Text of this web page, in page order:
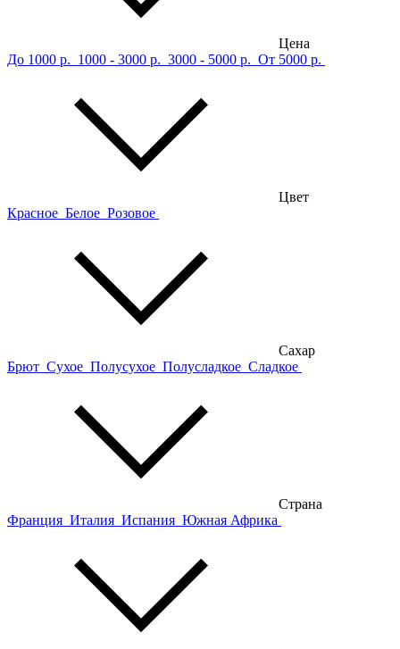
Цена
До 1000 р. 1000 - 3000 р. 3000 - 5000 р. От 5000 р.
Цвет
Красное Белое Розовое
Сахар
Брют Сухое Полусухое Полусладкое Сладкое
Страна
Франция Италия Испания Южная Африка